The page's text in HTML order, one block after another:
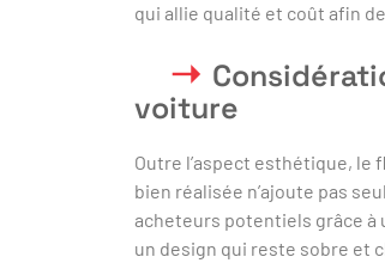
qui allie qualité et coût afin
voiture
Outre l’aspect esthétique,
bien réalisée n’ajoute pas
acheteurs potentiels grâce à
un design qui reste sobre et